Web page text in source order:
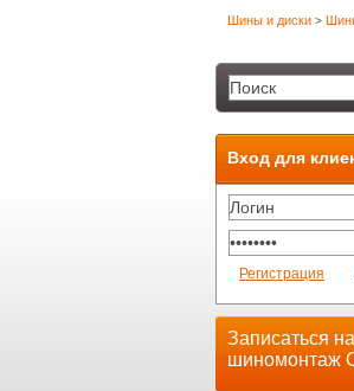
Шины и диски >
Вход для
Регистрация
Записаться на
шиномонтаж